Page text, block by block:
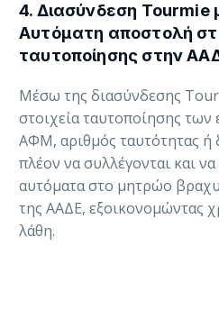
4. Διασύνδεση Tourmie
Αυτόματη αποστολή
ταυτοποίησης στην
Μέσω της διασύνδεσης
στοιχεία ταυτοποίησης
ΑΦΜ, αριθμός ταυτότητας ή
πλέον να συλλέγονται και
αυτόματα στο μητρώο
της ΑΑΔΕ, εξοικονομώντας
λάθη.